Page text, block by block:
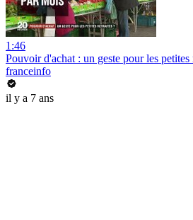
1:46
Pouvoir d'achat : un geste pour les petites
franceinfo
il y a 7 ans